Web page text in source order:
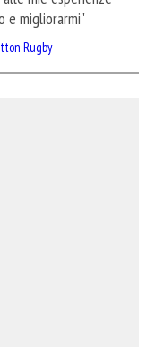
e migliorarmi"
Rugby